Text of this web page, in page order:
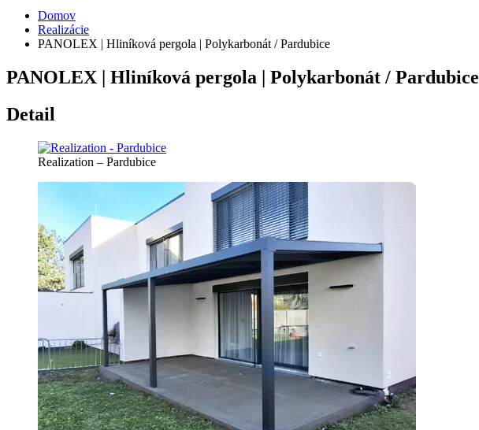
Domov
Realizácie
PANOLEX | Hliníková pergola | Polykarbonát / Pardubice
PANOLEX | Hliníková pergola | Polykarbonát / Pardubice
Detail
Realization – Pardubice